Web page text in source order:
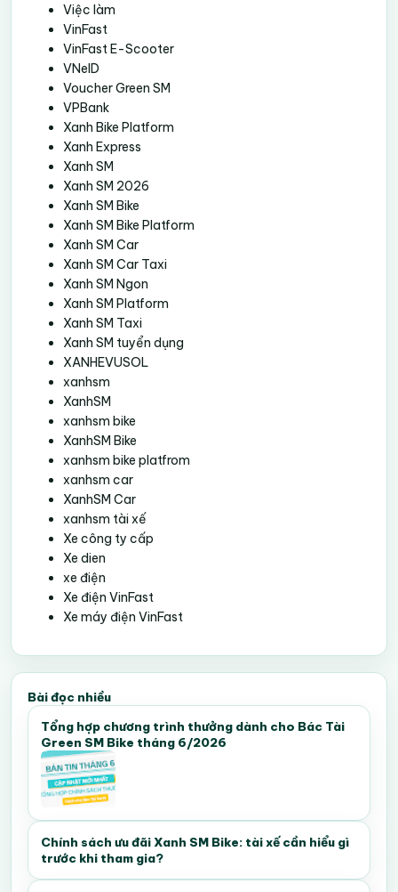
Việc làm
VinFast
VinFast E-Scooter
VNeID
Voucher Green SM
VPBank
Xanh Bike Platform
Xanh Express
Xanh SM
Xanh SM 2026
Xanh SM Bike
Xanh SM Bike Platform
Xanh SM Car
Xanh SM Car Taxi
Xanh SM Ngon
Xanh SM Platform
Xanh SM Taxi
Xanh SM tuyển dụng
XANHEVUSOL
xanhsm
XanhSM
xanhsm bike
XanhSM Bike
xanhsm bike platfrom
xanhsm car
XanhSM Car
xanhsm tài xế
Xe công ty cấp
Xe dien
xe điện
Xe điện VinFast
Xe máy điện VinFast
Bài đọc nhiều
Tổng hợp chương trình thưởng dành cho Bác Tài
Green SM Bike tháng 6/2026
Chính sách ưu đãi Xanh SM Bike: tài xế cần hiểu gì
trước khi tham gia?